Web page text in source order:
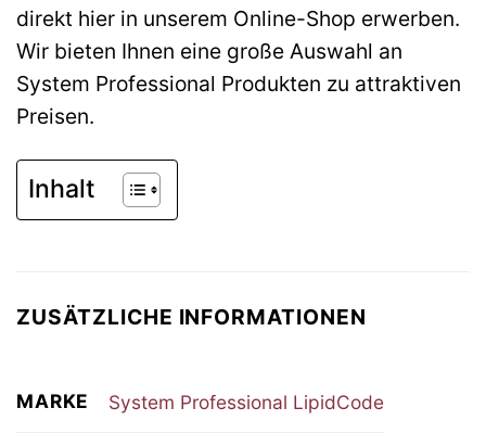
direkt hier in unserem Online-Shop erwerben.
Wir bieten Ihnen eine große Auswahl an
System Professional Produkten zu attraktiven
Preisen.
Inhalt
ZUSÄTZLICHE INFORMATIONEN
MARKE System Professional LipidCode